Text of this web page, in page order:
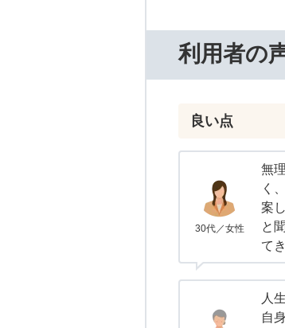
利用者の
良い点
30代／女性
無
く
案
と
て
人
自